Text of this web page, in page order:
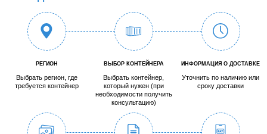
РЕГИОН
Выбрать регион, где
требуется контейнер
ВЫБОР КОНТЕЙНЕРА
Выбрать контейнер,
который нужен (при
необходимости получить
консультацию)
ИНФОРМАЦИЯ О ДОСТАВКЕ
Уточнить по наличию или
сроку доставки